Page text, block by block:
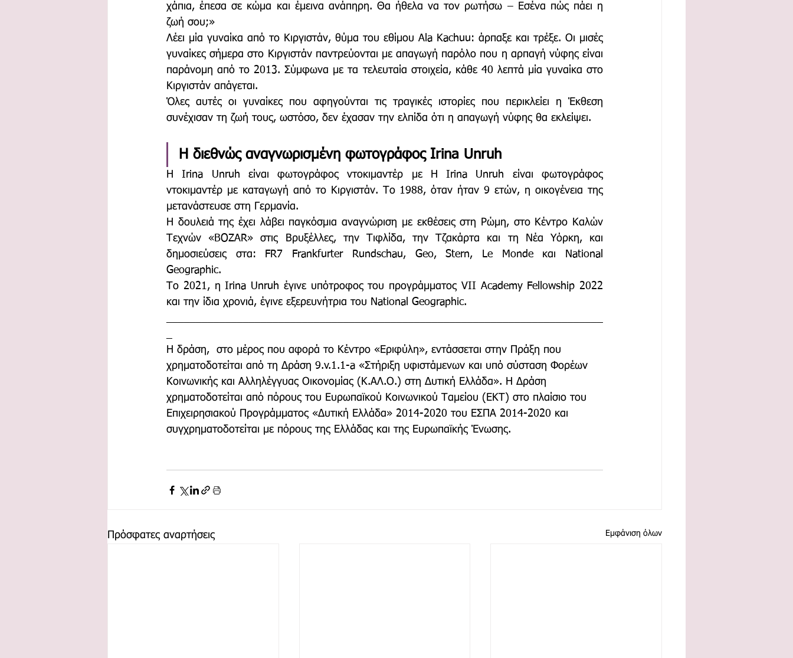
χάπια, έπεσα σε κώμα και έμεινα ανάπηρη. Θα ήθελα να τον ρωτήσω – Εσένα πώς πάει η
ζωή σου;»
Λέει μία γυναίκα από το Κιργιστάν, θύμα του εθίμου Ala Kachuu: άρπαξε και τρέξε. Οι μισές
γυναίκες σήμερα στο Κιργιστάν παντρεύονται με απαγωγή παρόλο που η αρπαγή νύφης είναι
παράνομη από το 2013. Σύμφωνα με τα τελευταία στοιχεία, κάθε 40 λεπτά μία γυναίκα στο
Κιργιστάν απάγεται.
Όλες αυτές οι γυναίκες που αφηγούνται τις τραγικές ιστορίες που περικλείει η Έκθεση
συνέχισαν τη ζωή τους, ωστόσο, δεν έχασαν την ελπίδα ότι η απαγωγή νύφης θα εκλείψει.
Η διεθνώς αναγνωρισμένη φωτογράφος Irina Unruh
Η Irina Unruh είναι φωτογράφος ντοκιμαντέρ με Η Irina Unruh είναι φωτογράφος
ντοκιμαντέρ με καταγωγή από το Κιργιστάν. Το 1988, όταν ήταν 9 ετών, η οικογένεια της
μετανάστευσε στη Γερμανία.
Η δουλειά της έχει λάβει παγκόσμια αναγνώριση με εκθέσεις στη Ρώμη, στο Κέντρο Καλών
Τεχνών «BOZAR» στις Βρυξέλλες, την Τιφλίδα, την Τζακάρτα και τη Νέα Υόρκη, και
δημοσιεύσεις στα: FR7 Frankfurter Rundschau, Geo, Stern, Le Monde και National
Geographic.
Το 2021, η Irina Unruh έγινε υπότροφος του προγράμματος VII Academy Fellowship 2022
και την ίδια χρονιά, έγινε εξερευνήτρια του National Geographic.
Η δράση,  στο μέρος που αφορά το Κέντρο «Εριφύλη», εντάσσεται στην Πράξη που
χρηματοδοτείται από τη Δράση 9.v.1.1-a «Στήριξη υφιστάμενων και υπό σύσταση Φορέων
Κοινωνικής και Αλληλέγγυας Οικονομίας (Κ.ΑΛ.Ο.) στη Δυτική Ελλάδα». Η Δράση
χρηματοδοτείται από πόρους του Ευρωπαϊκού Κοινωνικού Ταμείου (ΕΚΤ) στο πλαίσιο του
Επιχειρησιακού Προγράμματος «Δυτική Ελλάδα» 2014-2020 του ΕΣΠΑ 2014-2020 και
συγχρηματοδοτείται με πόρους της Ελλάδας και της Ευρωπαϊκής Ένωσης.
Πρόσφατες αναρτήσεις Εμφάνιση όλων